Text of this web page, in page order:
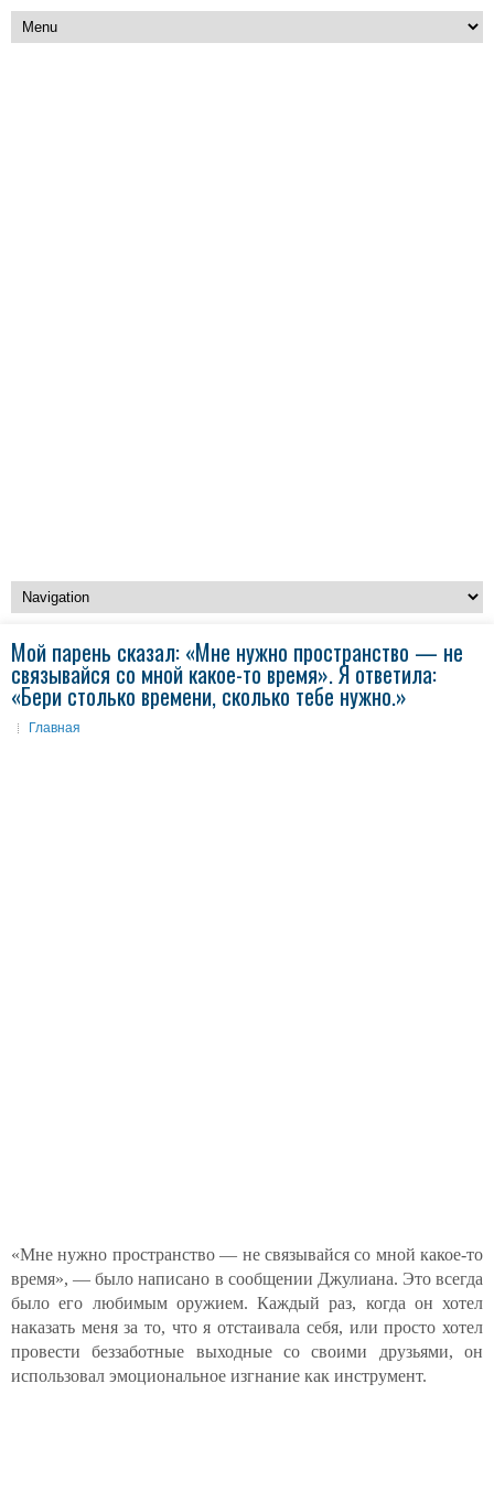
Мой парень сказал: «Мне нужно пространство — не
связывайся со мной какое-то время». Я ответила:
«Бери столько времени, сколько тебе нужно.»
Главная
«Мне нужно пространство — не связывайся со мной какое-то
время», — было написано в сообщении Джулиана. Это всегда
было его любимым оружием. Каждый раз, когда он хотел
наказать меня за то, что я отстаивала себя, или просто хотел
провести беззаботные выходные со своими друзьями, он
использовал эмоциональное изгнание как инструмент.